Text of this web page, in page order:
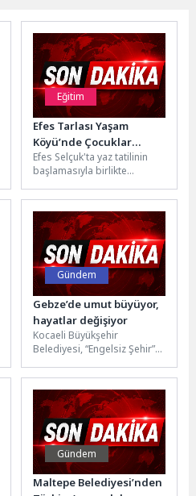
Eğitim
Efes Tarlası Yaşam
Köyü’nde Çocuklar
Toprağın Bilgisi ile
Buluştu
Efes Selçuk'ta yaz tatilinin
başlamasıyla birlikte
üretimin kadim bilgisiyle
buluştu.İzmir Büyükşehir
Belediyesi...
Gündem
Gebze’de umut büyüyor,
hayatlar değişiyor
Kocaeli Büyükşehir
Belediyesi, “Engelsiz Şehir”
gereksinimli bireylerin
eğitim, gelişim ve sosyal
yaşama...
Gündem
Maltepe Belediyesi’nden